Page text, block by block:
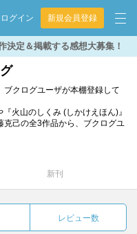
ログイン 新規会員登録
決定＆掲載する感想大募集！
クログユーザが本棚登録して
火山のしくみ (しかけえほん)』
克己の全3作品から、ブクログユ
新刊
レビュー数